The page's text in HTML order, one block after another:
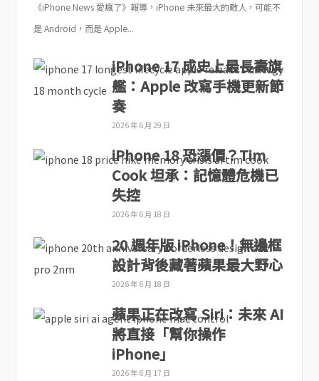
《iPhone News 愛瘋了》報導，iPhone 未來最大的敵人，可能不
是 Android，而是 Apple...
iPhone 17 成史上最長壽旗
艦：Apple 改寫手機更新節
奏
2026 年 6 月 29 日
iPhone 18 恐漲價？Tim
Cook 坦承：記憶體危機已
失控
2026 年 6 月 18 日
20 週年版 iPhone！無邊框
設計背後藏著蘋果最大野心
2026 年 6 月 18 日
蘋果正在改寫 Siri：未來 AI
將直接「幫你操作
iPhone」
2026 年 6 月 17 日